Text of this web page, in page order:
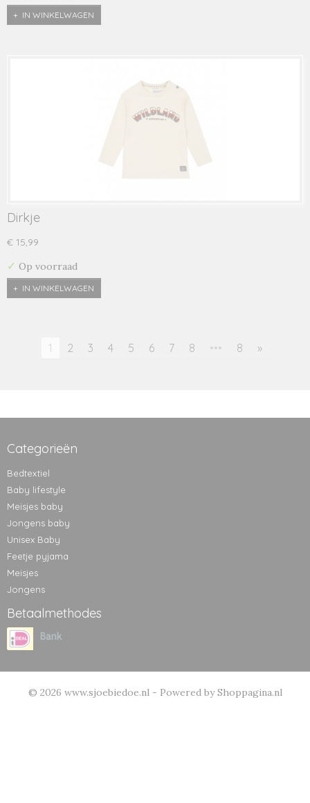
IN WINKELWAGEN
Dirkje
€ 15,99
✓ Op voorraad
IN WINKELWAGEN
1 2 3 4 5 6 7 8 ••• 8 »
Categorieën
Bedtextiel
Baby lifestyle
Meisjes baby
Jongens baby
Unisex Baby
Feetje pyjama
Meisjes
Jongens
Betaalmethodes
© 2026 www.sjoebiedoe.nl - Powered by Shoppagina.nl